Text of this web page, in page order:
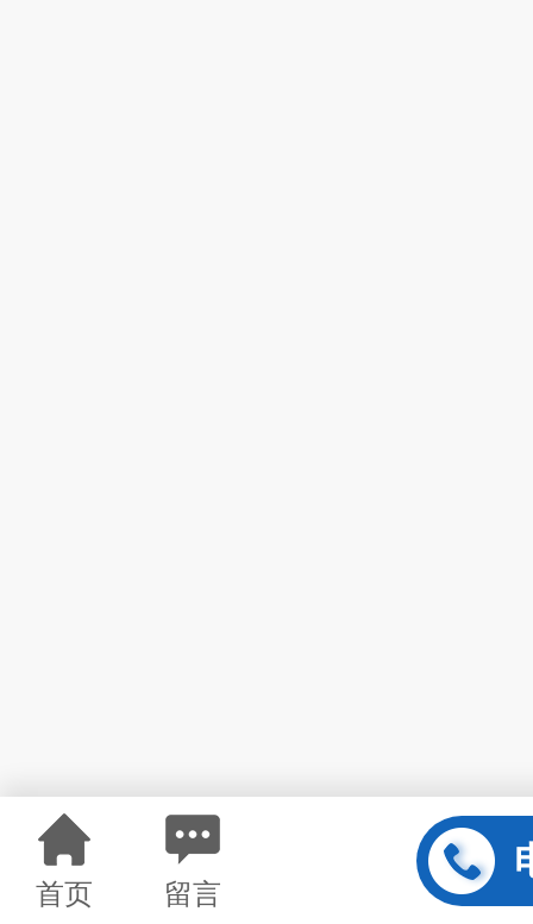
首页 留言